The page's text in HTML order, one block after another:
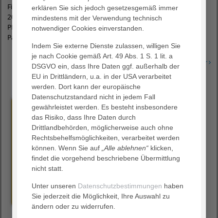
Finanzen & Steuern bei AGAPLESION leitet, wird ab 1. April
2025 als Geschäftsführer in den AGAPLESION WOHNEN &
PFLEGEN Bereich wechseln. Er folgt damit auf Bernhard
Pammer, der Ende Mai in den Ruhestand eintreten wird.
Erfahren Sie mehr
erklären Sie sich jedoch gesetzesgemäß immer
mindestens mit der Verwendung technisch
notwendiger Cookies einverstanden.
Indem Sie externe Dienste zulassen, willigen Sie
je nach Cookie gemäß Art. 49 Abs. 1 S. 1 lit. a
DSGVO ein, dass Ihre Daten ggf. außerhalb der
EU in Drittländern, u.a. in der USA verarbeitet
werden. Dort kann der europäische
Datenschutzstandard nicht in jedem Fall
gewährleistet werden. Es besteht insbesondere
das Risiko, dass Ihre Daten durch
Drittlandbehörden, möglicherweise auch ohne
Rechtsbehelfsmöglichkeiten, verarbeitet werden
können. Wenn Sie auf „Alle ablehnen“ klicken,
findet die vorgehend beschriebene Übermittlung
nicht statt.
Unter unseren Datenschutzbestimmungen haben
Sie jederzeit die Möglichkeit, Ihre Auswahl zu
ändern oder zu widerrufen.